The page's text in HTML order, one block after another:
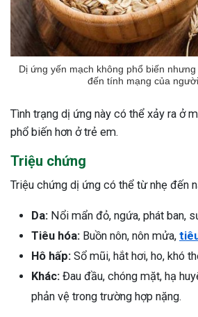
Dị ứng yến mạch không phổ biến
đến tính mạng của
Tình trạng dị ứng này có thể xảy ra ở
phổ biến hơn ở trẻ em.
Triệu chứng
Triệu chứng dị ứng có thể từ nhẹ đến
Da: Nổi mẩn đỏ, ngứa, phát ban,
Tiêu hóa: Buồn nôn, nôn mửa,
Hô hấp: Sổ mũi, hắt hơi, ho, khó
Khác: Đau đầu, chóng mặt, hạ
phản vệ trong trường hợp nặng.